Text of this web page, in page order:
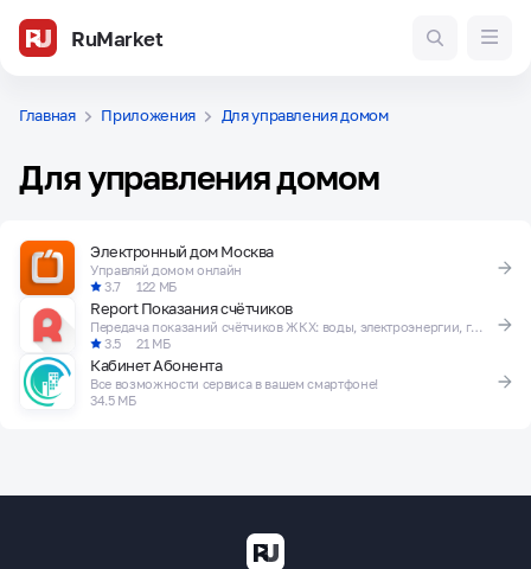
RuMarket
Главная Приложения Для управления домом
Для управления домом
Электронный дом Москва
Управляй домом онлайн
3.7
122 МБ
Report Показания счётчиков
Передача показаний счётчиков ЖКХ: воды, электроэнергии, газа и отопления
3.5
21 МБ
Кабинет Абонента
Все возможности сервиса в вашем смартфоне!
34.5 МБ